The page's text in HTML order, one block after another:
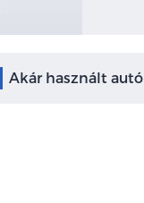
Akár használt